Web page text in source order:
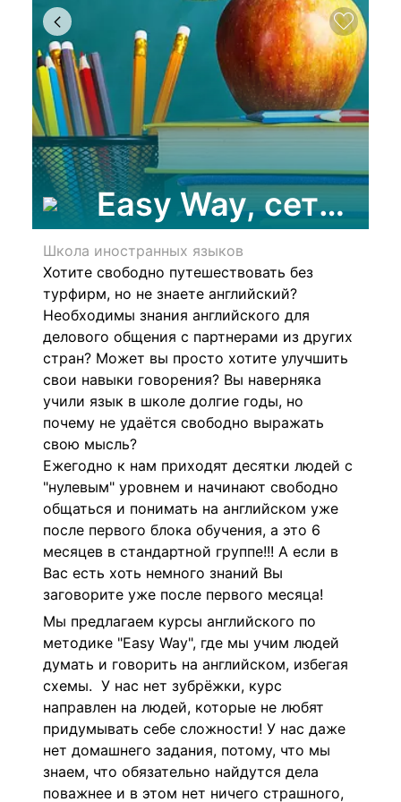
Easy Way, сеть
Школа иностранных языков
Хотите свободно путешествовать без
турфирм, но не знаете английский?
Необходимы знания английского для
делового общения с партнерами из других
стран? Может вы просто хотите улучшить
свои навыки говорения? Вы наверняка
учили язык в школе долгие годы, но
почему не удаётся свободно выражать
свою мысль?
Ежегодно к нам приходят десятки людей с
"нулевым" уровнем и начинают свободно
общаться и понимать на английском уже
после первого блока обучения, а это 6
месяцев в стандартной группе!!! А если в
Вас есть хоть немного знаний Вы
заговорите уже после первого месяца!
Мы предлагаем курсы английского по
методике "Easy Way", где мы учим людей
думать и говорить на английском, избегая
схемы. У нас нет зубрёжки, курс
направлен на людей, которые не любят
придумывать себе сложности! У нас даже
нет домашнего задания, потому, что мы
знаем, что обязательно найдутся дела
поважнее и в этом нет ничего страшного,